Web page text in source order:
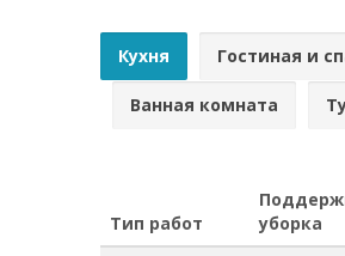
Кухня Гостиная и
Ванная комната
Тип работ
уборка